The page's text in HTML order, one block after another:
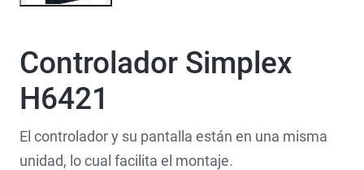
Controlador Simplex
H6421
El controlador y su pantalla están en una misma
unidad, lo cual facilita el montaje.